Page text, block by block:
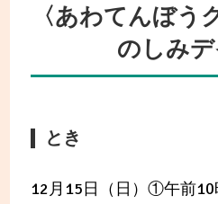
〈あわてんぼう
のしみデ
とき
12月15日（日）①午前